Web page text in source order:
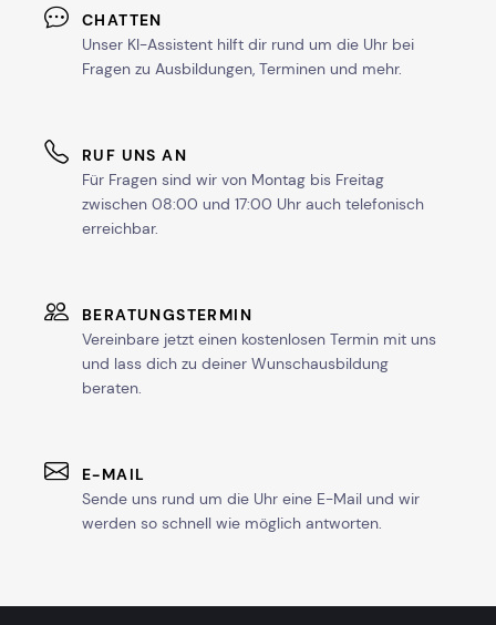
CHATTEN
Unser KI-Assistent hilft dir rund um die Uhr bei
Fragen zu Ausbildungen, Terminen und mehr.
RUF UNS AN
Für Fragen sind wir von Montag bis Freitag
zwischen 08:00 und 17:00 Uhr auch telefonisch
erreichbar.
BERATUNGSTERMIN
Vereinbare jetzt einen kostenlosen Termin mit uns
und lass dich zu deiner Wunschausbildung
beraten.
E-MAIL
Sende uns rund um die Uhr eine E-Mail und wir
werden so schnell wie möglich antworten.